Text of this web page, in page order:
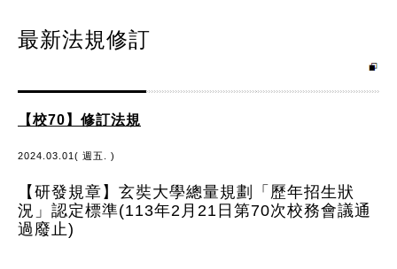
最新法規修訂
【校70】修訂法規
2024.03.01( 週五. )
【研發規章】玄奘大學總量規劃「歷年招生狀
況」認定標準(113年2月21日第70次校務會議通
過廢止)